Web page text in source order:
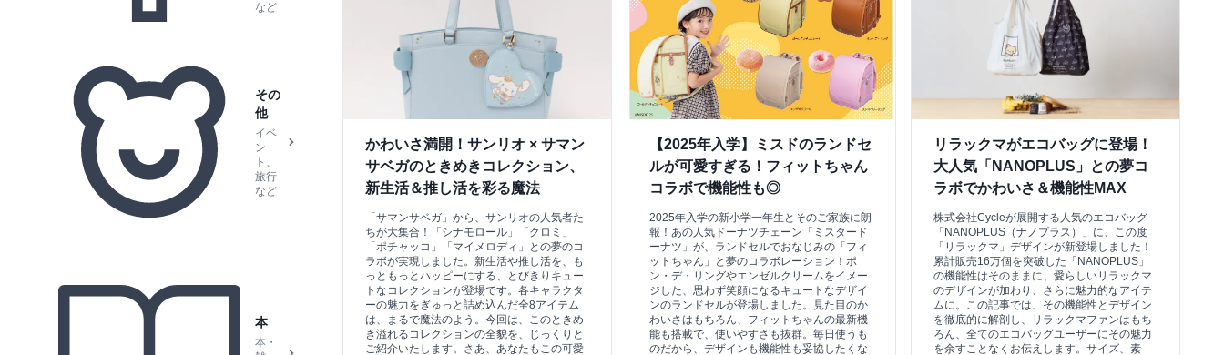
など
その
他
イベ
ン
ト、
旅行
など
本
本・
かわいさ満開！サンリオ × サマン
サベガのときめきコレクション、
新生活＆推し活を彩る魔法
「サマンサベガ」から、サンリオの人気者た
ちが大集合！「シナモロール」「クロミ」
「ポチャッコ」「マイメロディ」との夢のコ
ラボが実現しました。新生活や推し活を、も
っともっとハッピーにする、とびきりキュー
トなコレクションが登場です。各キャラクタ
ーの魅力をぎゅっと詰め込んだ全8アイテム
は、まるで魔法のよう。今回は、このときめ
き溢れるコレクションの全貌を、じっくりと
ご紹介いたします。さあ、あなたもこの可愛
【2025年入学】ミスドのランドセ
ルが可愛すぎる！フィットちゃん
コラボで機能性も◎
2025年入学の新小学一年生とそのご家族に朗
報！あの人気ドーナツチェーン「ミスタード
ーナツ」が、ランドセルでおなじみの「フィ
ットちゃん」と夢のコラボレーション！ポ
ン・デ・リングやエンゼルクリームをイメー
ジした、思わず笑顔になるキュートなデザイ
ンのランドセルが登場しました。見た目のか
わいさはもちろん、フィットちゃんの最新機
能も搭載で、使いやすさも抜群。毎日使うも
のだから、デザインも機能性も妥協したくな
リラックマがエコバッグに登場！
大人気「NANOPLUS」との夢コ
ラボでかわいさ＆機能性MAX
株式会社Cycleが展開する人気のエコバッグ
「NANOPLUS（ナノプラス）」に、この度
「リラックマ」デザインが新登場しました！
累計販売16万個を突破した「NANOPLUS」
の機能性はそのままに、愛らしいリラックマ
のデザインが加わり、さらに魅力的なアイテ
ムに。この記事では、その機能性とデザイン
を徹底的に解剖し、リラックマファンはもち
ろん、全てのエコバッグユーザーにその魅力
を余すことなくお伝えします。サイズ、素